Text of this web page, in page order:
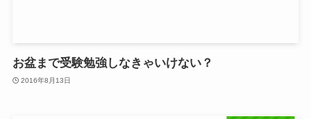
お盆まで受験勉強しなきゃいけない？
2016年8月13日